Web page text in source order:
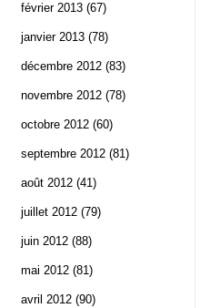
février 2013 (67)
janvier 2013 (78)
décembre 2012 (83)
novembre 2012 (78)
octobre 2012 (60)
septembre 2012 (81)
août 2012 (41)
juillet 2012 (79)
juin 2012 (88)
mai 2012 (81)
avril 2012 (90)